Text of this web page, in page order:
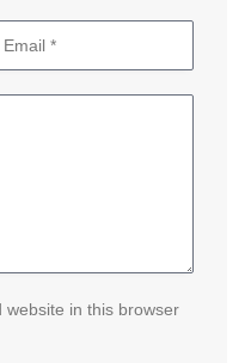
website in this browser